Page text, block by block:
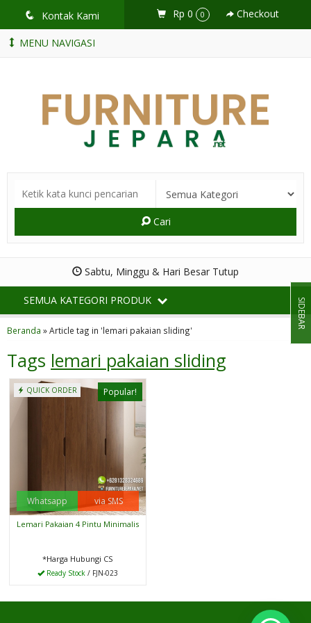
q Kontak Kami Rp 0 0 Checkout
MENU NAVIGASI
Cari
Sabtu, Minggu & Hari Besar Tutup
SEMUA KATEGORI PRODUK
Beranda »Article tag in 'lemari pakaian sliding'
Tags lemari pakaian sliding
Popular!
QUICK ORDER
Whatsapp via SMS
Lemari Pakaian 4 Pintu Minimalis
*Harga Hubungi CS
Ready Stock / FJN-023
SIDEBAR